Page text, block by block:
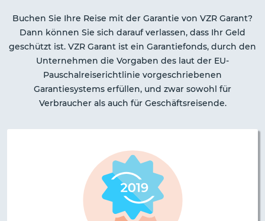
Buchen Sie Ihre Reise mit der Garantie von VZR Garant?
Dann können Sie sich darauf verlassen, dass Ihr Geld
geschützt ist. VZR Garant ist ein Garantiefonds, durch den
Unternehmen die Vorgaben des laut der EU-
Pauschalreiserichtlinie vorgeschriebenen
Garantiesystems erfüllen, und zwar sowohl für
Verbraucher als auch für Geschäftsreisende.